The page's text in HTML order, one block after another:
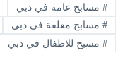
#مسابح عامة في دبي
#مسابح مغلقة في دبي
#مسبح للاطفال في دبي